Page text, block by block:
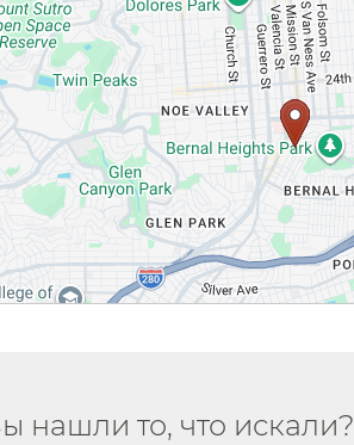
нашли то, что искали?​​